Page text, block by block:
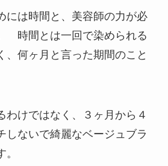
には時間と、美容師の力が必
時間とは一回で染められる
、何ヶ月と言った期間のこと
わけではなく、３ヶ月から４
しないで綺麗なベージュブラ